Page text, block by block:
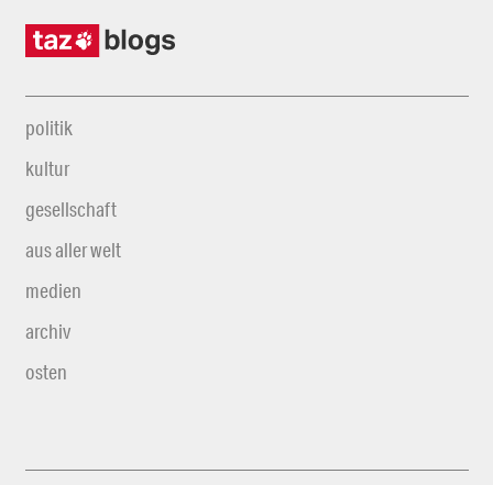
politik
kultur
gesellschaft
aus aller welt
medien
archiv
osten